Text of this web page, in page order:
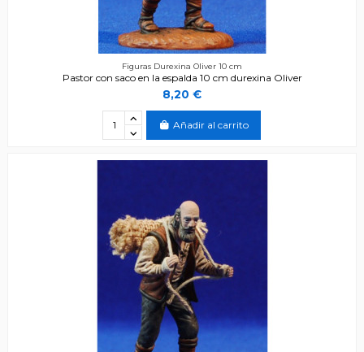
Figuras Durexina Oliver 10 cm
Pastor con saco en la espalda 10 cm durexina Oliver
8,20 €
Añadir al carrito